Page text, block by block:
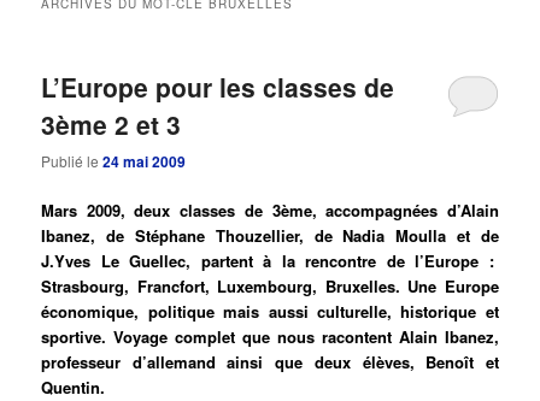
ARCHIVES DU MOT-CLÉBRUXELLES
L’Europe pour les classes de
3ème 2 et 3
Publié le24 mai 2009
Mars 2009, deux classes de 3ème, accompagnées d’Alain
Ibanez, de Stéphane Thouzellier, de Nadia Moulla et de
J.Yves Le Guellec, partent à la rencontre de l’Europe :
Strasbourg, Francfort, Luxembourg, Bruxelles. Une Europe
économique, politique mais aussi culturelle, historique et
sportive. Voyage complet que nous racontent Alain Ibanez,
professeur d’allemand ainsi que deux élèves, Benoît et
Quentin.